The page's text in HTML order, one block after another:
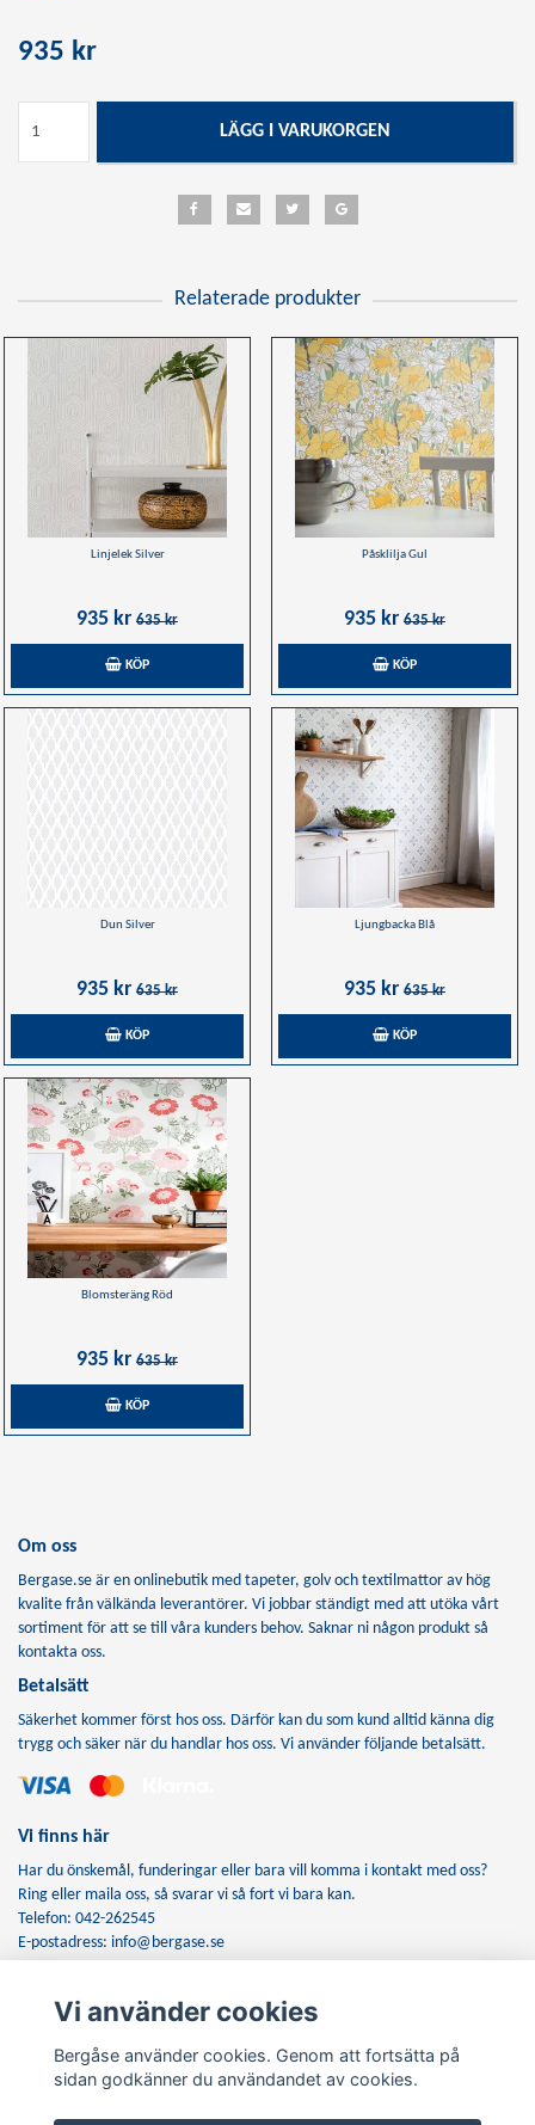
935 kr
LÄGG I VARUKORGEN
Relaterade produkter
Linjelek Silver
935 kr 635 kr
KÖP
Påsklilja Gul
935 kr 635 kr
KÖP
Dun Silver
935 kr 635 kr
KÖP
Ljungbacka Blå
935 kr 635 kr
KÖP
Blomsteräng Röd
935 kr 635 kr
KÖP
Om oss
Bergase.se är en onlinebutik med tapeter, golv och textilmattor av hög
kvalite från välkända leverantörer. Vi jobbar ständigt med att utöka vårt
sortiment för att se till våra kunders behov. Saknar ni någon produkt så
kontakta oss.
Betalsätt
Säkerhet kommer först hos oss. Därför kan du som kund alltid känna dig
trygg och säker när du handlar hos oss. Vi använder följande betalsätt.
Vi finns här
Har du önskemål, funderingar eller bara vill komma i kontakt med oss?
Ring eller maila oss, så svarar vi så fort vi bara kan.
Telefon: 042-262545
E-postadress: info@bergase.se
Anmäl dig till vårt nyhetsbrev
Prenumerera
Vi använder cookies
Bergåse använder cookies. Genom att fortsätta på
sidan godkänner du användandet av cookies.